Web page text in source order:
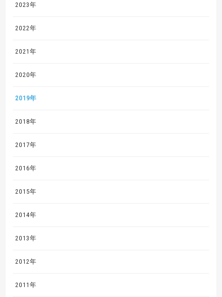
2023年
2022年
2021年
2020年
2019年
2018年
2017年
2016年
2015年
2014年
2013年
2012年
2011年